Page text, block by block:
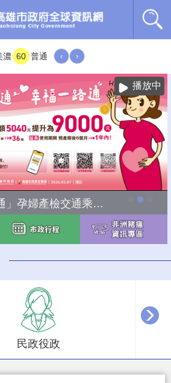
濃 60 普通 ‹ ›
播放中
高雄市「好孕行得通」孕婦產檢交通乘車補助全面加碼
播放中
民政役政